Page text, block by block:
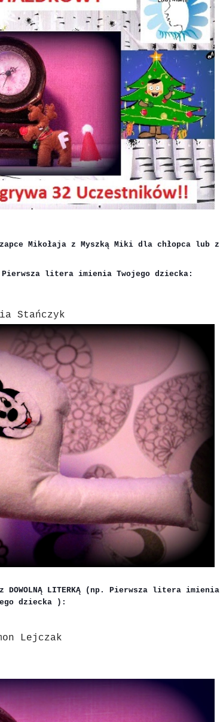
czapce Mikołaja z Myszką Miki dla chłopca lub z
litera imienia Twojego dziecka:
Stańczyk
z DOWOLNĄ LITERKĄ (np. Pierwsza litera imienia
dziecka
):
Lejczak